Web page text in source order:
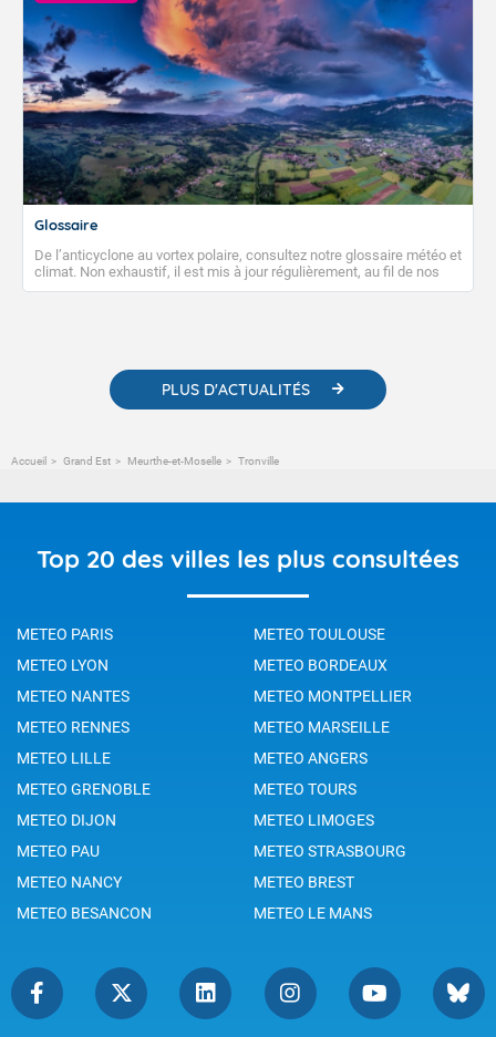
Glossaire
De l’anticyclone au vortex polaire, consultez notre glossaire météo et
climat. Non exhaustif, il est mis à jour régulièrement, au fil de nos
publications. Vous y trouverez également des liens utiles vers nos
PLUS D'ACTUALITÉS
Accueil Grand Est Meurthe-et-Moselle Tronville
Top 20 des villes les plus consultées
METEO PARIS
METEO TOULOUSE
METEO LYON
METEO BORDEAUX
METEO NANTES
METEO MONTPELLIER
METEO RENNES
METEO MARSEILLE
METEO LILLE
METEO ANGERS
METEO GRENOBLE
METEO TOURS
METEO DIJON
METEO LIMOGES
METEO PAU
METEO STRASBOURG
METEO NANCY
METEO BREST
METEO BESANCON
METEO LE MANS